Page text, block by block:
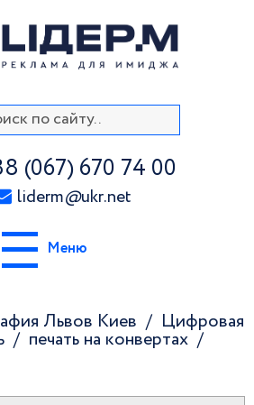
(067) 670 74 00
liderm@ukr.net
Меню
Львов Киев
Цифровая
печать на конвертах